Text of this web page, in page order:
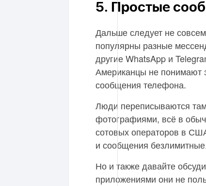
5. Простые
Дальше следует не
популярны разные
другие WhatsApp и
Американцы не понимают
сообщения телефона.
Люди переписываются
фотографиями, всё в
сотовых операторов в
и сообщения
Но и также давайте
приложениями они не